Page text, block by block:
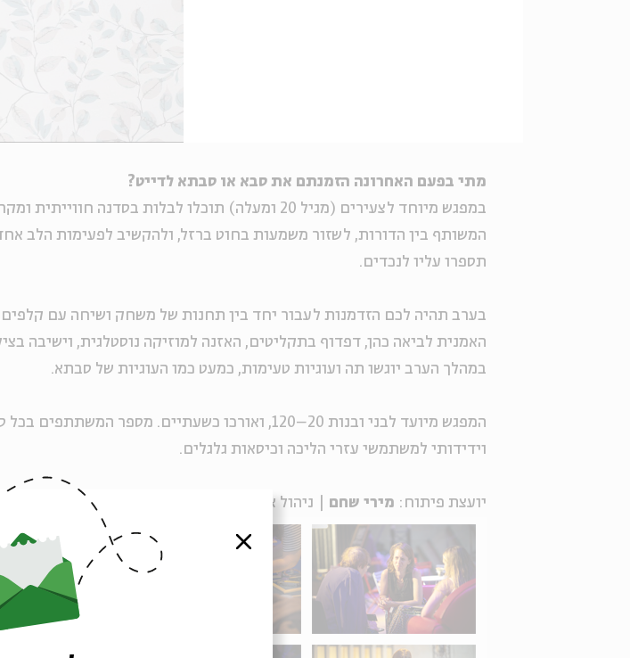
מתי בפעם האחרונה הזמנתם את סבא או סבתא לדייט?
במפגש מיוחד לצעירים (מגיל 20 ומעלה) תוכלו לבלות בסדנה
המשותף בין הדורות, לשזור משמעות בחוט ברזל, ולהקשיב לפעימות הלב
תספרו עליו לנכדים.
בערב תהיה לכם הזדמנות לעבור יחד בין תחנות של משחק ושיחה עם
האמנית לביאה כהן, דפדוף בתקליטים, האזנה למוזיקה נוסטלגית, וישיבה
במהלך הערב יוגשו תה ועוגיות טעימות, כמעט כמו העוגיות של סבתא.
המפגש מיועד לבני ובנות 20–120, ואורכו כשעתיים. מספר
וידידותי למשתמשי עזרי הליכה וכיסאות גלגלים.
יועצת פיתוח: מירי שחם | ניהול אמנותי: יטבת פייראיזן־וייל ולירן
סגור